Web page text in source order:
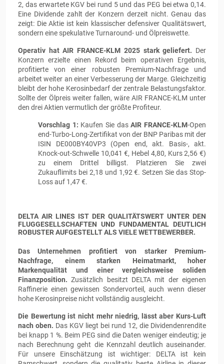
2, das erwartete KGV bei rund 5 und das PEG bei etwa 0,14.
Eine Dividende zahlt der Konzern derzeit nicht. Genau das
zeigt: Die Aktie ist kein klassischer defensiver Qualitätswert,
sondern eine spekulative Turnaround- und Ölpreiswette.
Operativ hat AIR FRANCE-KLM 2025 stark geliefert. Der
Konzern erzielte einen Rekord beim operativen Ergebnis,
profitierte von einer robusten Premium-Nachfrage und
arbeitet weiter an einer Verbesserung der Marge. Gleichzeitig
bleibt der hohe Kerosinbedarf der zentrale Belastungsfaktor.
Sollte der Ölpreis weiter fallen, wäre AIR FRANCE-KLM unter
den drei Aktien vermutlich der größte Profiteur.
Vorschlag 1: Kaufen Sie dasAIR FRANCE-KLM-Open
end-Turbo-Long-Zertifikat von der BNP Paribas mit der
ISIN DE000BY40VP3 (Open end, akt. Basis-, akt.
Knock-out-Schwelle 10,041 €, Hebel 4,80, Kurs 2,56 €)
zu einem Drittel billigst. Platzieren Sie zwei
Zukauflimits bei 2,18 und 1,92 €. Setzen Sie das Stop-
Loss auf 1,47 €.
DELTA AIR LINES IST DER QUALITÄTSWERT UNTER DEN
FLUGGESELLSCHAFTEN UND FUNDAMENTAL DEUTLICH
ROBUSTER AUFGESTELLT ALS VIELE WETTBEWERBER.
Das Unternehmen profitiert von starker Premium-
Nachfrage, einem starken Heimatmarkt, hoher
Markenqualität und einer vergleichsweise soliden
Finanzposition. Zusätzlich besitzt DELTA mit der eigenen
Raffinerie einen gewissen Sondervorteil, auch wenn dieser
hohe Kerosinpreise nicht vollständig ausgleicht.
Die Bewertung ist nicht mehr niedrig, lässt aber Kurs-Luft
nach oben. Das KGV liegt bei rund 12, die Dividendenrendite
bei knapp 1 %. Beim PEG sind die Daten weniger eindeutig; je
nach Berechnung geht die Kennzahl deutlich auseinander.
Für unsere Einschätzung ist wichtiger: DELTA ist kein